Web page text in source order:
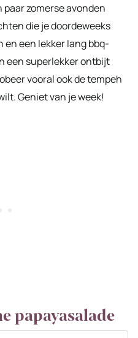
zomerse avonden
die je doordeweeks
een lekker lang bbq-
een superlekker ontbijt
vooral ook de tempeh
Geniet van je week!
papayasalade